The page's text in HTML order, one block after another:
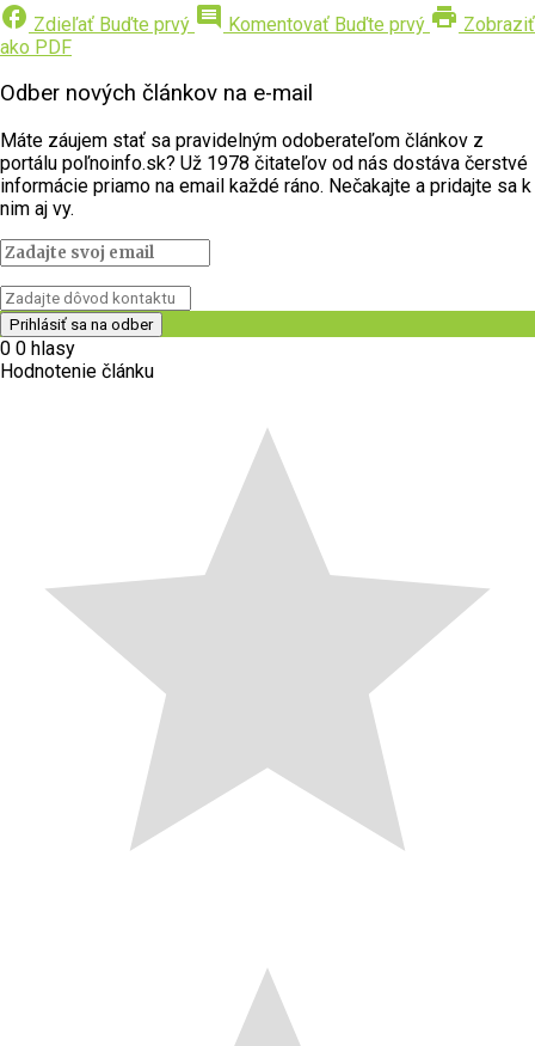
facebook Zdieľať Buďte prvý comment Komentovať Buďte prvý print Zobraziť
ako PDF
Odber nových článkov na e-mail
Máte záujem stať sa pravidelným odoberateľom článkov z
portálu poľnoinfo.sk? Už 1978 čitateľov od nás dostáva čerstvé
informácie priamo na email každé ráno. Nečakajte a pridajte sa k
nim aj vy.
0 0 hlasy
Hodnotenie článku